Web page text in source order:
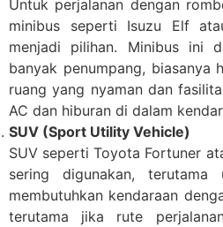
Untuk perjalanan dengan
minibus seperti Isuzu Elf
menjadi pilihan. Minibus ini
banyak penumpang, biasanya
ruang yang nyaman dan
AC dan hiburan di dalam
SUV (Sport Utility Vehicle)
SUV seperti Toyota Fortuner
sering digunakan, terutama
membutuhkan kendaraan
terutama jika rute